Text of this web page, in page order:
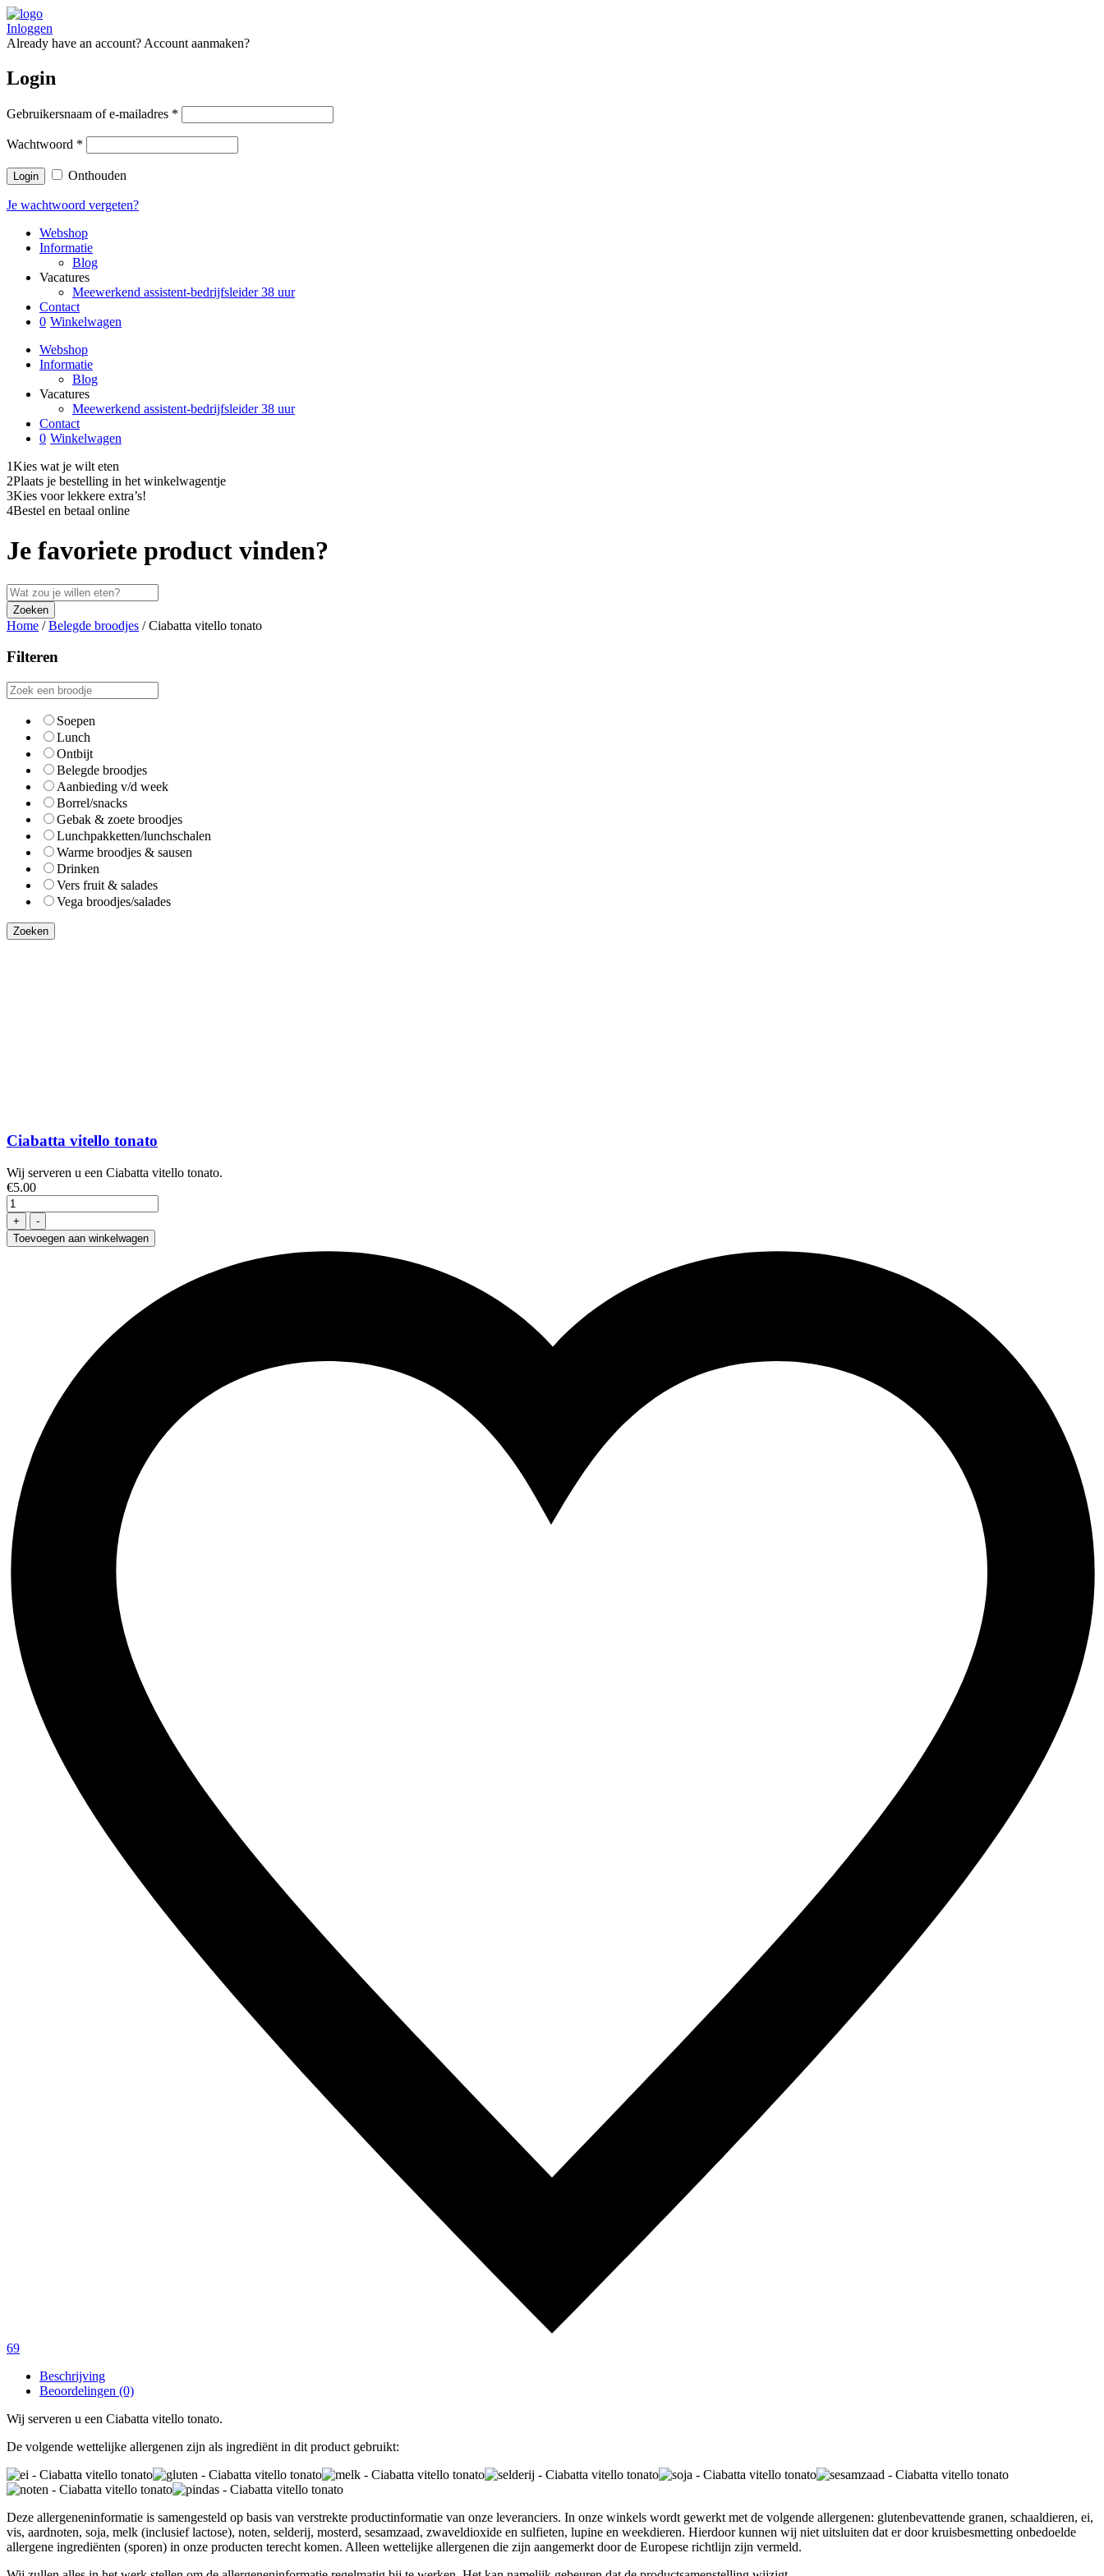
Inloggen
Already have an account? Account aanmaken?
Login
Gebruikersnaam of e-mailadres *
Wachtwoord *
Onthouden
Je wachtwoord vergeten?
Webshop
Informatie
Blog
Vacatures
Meewerkend assistent-bedrijfsleider 38 uur
Contact
0 Winkelwagen
Webshop
Informatie
Blog
Vacatures
Meewerkend assistent-bedrijfsleider 38 uur
Contact
0 Winkelwagen
1Kies wat je wilt eten
2Plaats je bestelling in het winkelwagentje
3Kies voor lekkere extra’s!
4Bestel en betaal online
Je favoriete product vinden?
Home / Belegde broodjes /Ciabatta vitello tonato
Filteren
Soepen
Lunch
Ontbijt
Belegde broodjes
Aanbieding v/d week
Borrel/snacks
Gebak & zoete broodjes
Lunchpakketten/lunchschalen
Warme broodjes & sausen
Drinken
Vers fruit & salades
Vega broodjes/salades
Ciabatta vitello tonato
Wij serveren u een Ciabatta vitello tonato.
€5.00
Toevoegen aan winkelwagen
69
Beschrijving
Beoordelingen (0)
Wij serveren u een Ciabatta vitello tonato.
De volgende wettelijke allergenen zijn als ingrediënt in dit product gebruikt:
Deze allergeneninformatie is samengesteld op basis van verstrekte productinformatie van onze leveranciers. In onze winkels wordt gewerkt met de volgende allergenen: glutenbevattende granen, schaaldieren, ei,
vis, aardnoten, soja, melk (inclusief lactose), noten, selderij, mosterd, sesamzaad, zwaveldioxide en sulfieten, lupine en weekdieren. Hierdoor kunnen wij niet uitsluiten dat er door kruisbesmetting onbedoelde
allergene ingrediënten (sporen) in onze producten terecht komen. Alleen wettelijke allergenen die zijn aangemerkt door de Europese richtlijn zijn vermeld.